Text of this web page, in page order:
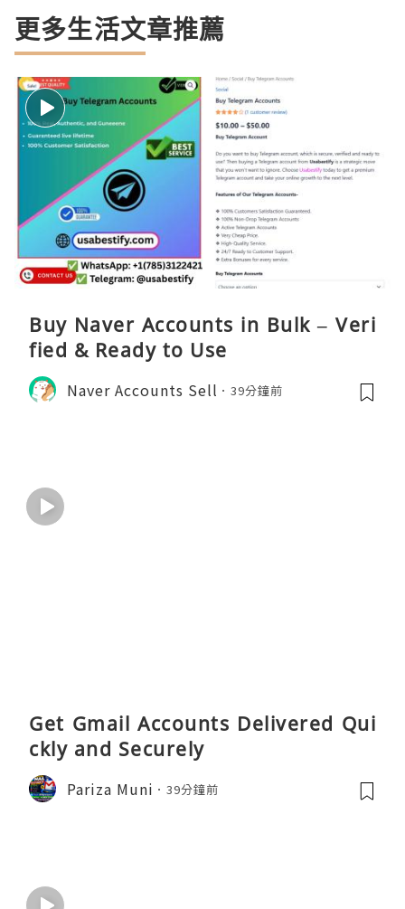
更多生活文章推薦
Buy Naver Accounts in Bulk – Veri
fied & Ready to Use
Naver Accounts Sell 39分鐘前
Get Gmail Accounts Delivered Qui
ckly and Securely
Pariza Muni 39分鐘前